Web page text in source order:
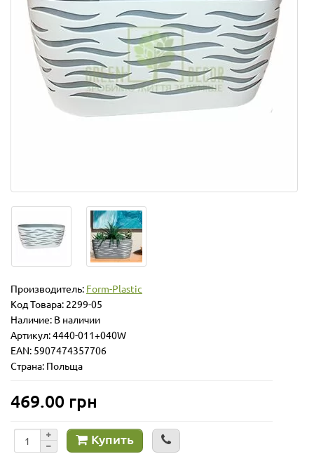
Производитель: Form-Plastic
Код Товара: 2299-05
Наличие: В наличии
Артикул: 4440-011+040W
EAN: 5907474357706
Страна: Польща
469.00 грн
Купить